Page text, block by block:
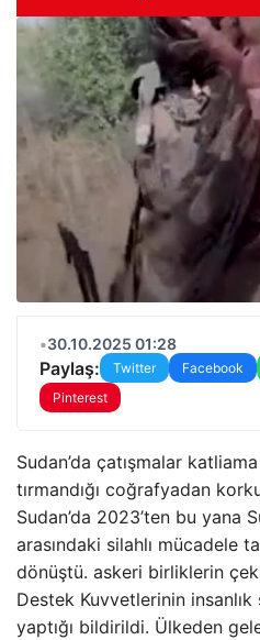
•30.10.2025 01:28
Paylaş: Twitter Facebook
Pinterest
Sudan’da çatışmalar
tırmandığı coğrafyadan
Sudan’da 2023’ten bu yana
arasındaki silahlı mücadele
dönüştü. askeri birliklerin
Destek Kuvvetlerinin insanlık
yaptığı bildirildi. Ülkeden